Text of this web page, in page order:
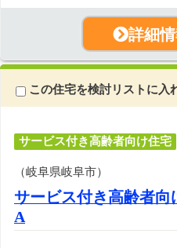
詳細
この住宅を検討リストに入
サービス付き高齢者向け住宅
（岐阜県岐阜市）
サービス付き高齢者
A